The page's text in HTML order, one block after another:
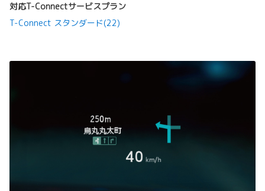
対応T-Connectサービスプラン
T-Connect スタンダード(22)